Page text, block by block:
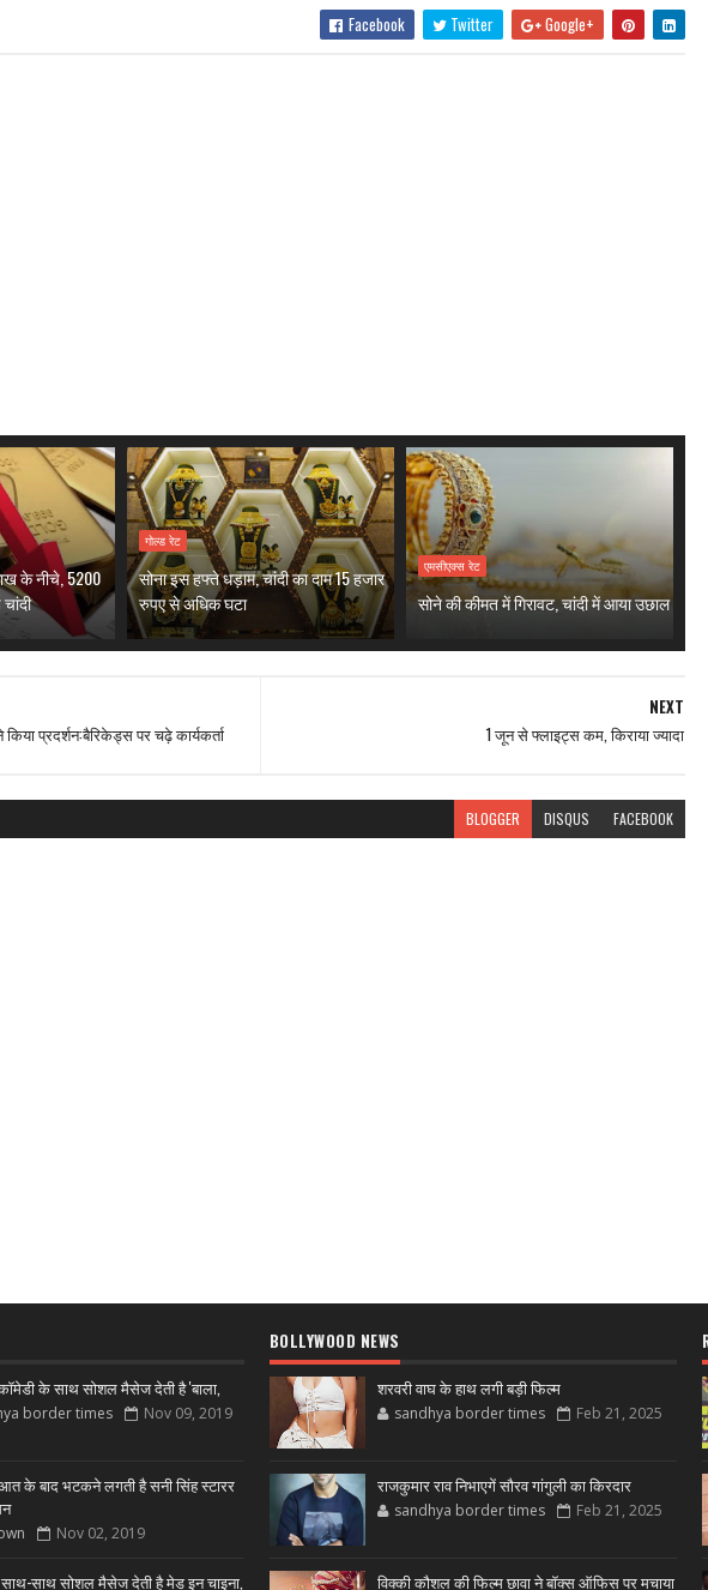
Facebook Twitter Google+
के नीचे, 5200
गोल्ड रेट
सोना इस हफ्ते धड़ाम, चांदी का दाम 15 हजार
रुपए से अधिक घटा
एमसीएक्स रेट
सोने की कीमत में गिरावट, चांदी में आया उछाल
NEXT
1 जून से फ्लाइट्स कम, किराया ज्यादा
प्रदर्शन:बैरिकेड्स पर चढ़े कार्यकर्ता
BLOGGER DISQUS FACEBOOK
के साथ सोशल मैसेज देती है 'बाला,
border times Nov 09, 2019
के बाद भटकने लगती है सनी सिंह स्टारर
Nov 02, 2019
साथ सोशल मैसेज देती है मेड इन चाइना,
BOLLYWOOD NEWS
शरवरी वाघ के हाथ लगी बड़ी फिल्म
sandhya border times Feb 21, 2025
राजकुमार राव निभाएगें सौरव गांगुली का किरदार
sandhya border times Feb 21, 2025
विक्की कौशल की फिल्म छावा ने बॉक्स ऑफिस पर मचाया